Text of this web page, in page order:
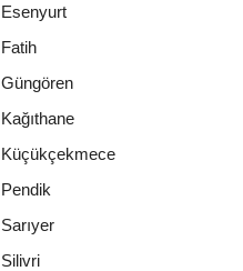
Esenyurt
Fatih
Güngören
Kağıthane
Küçükçekmece
Pendik
Sarıyer
Silivri